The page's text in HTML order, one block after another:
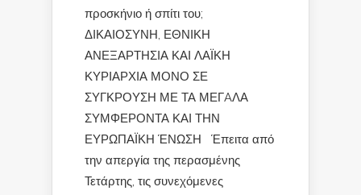
προσκήνιο ή σπίτι του;
ΔΙΚΑΙΟΣΥΝΗ, ΕΘΝΙΚΗ
ΑΝΕΞΑΡΤΗΣΙΑ ΚΑΙ ΛΑΪΚΗ
ΚΥΡΙΑΡΧΙΑ ΜΟΝΟ ΣΕ
ΣΥΓΚΡΟΥΣΗ ΜΕ ΤΑ ΜΕΓAΛΑ
ΣΥΜΦΕΡΟΝΤΑ ΚΑΙ ΤΗΝ
ΕΥΡΩΠΑΪΚΗ ΈΝΩΣΗ Έπειτα από
την απεργία της περασμένης
Τετάρτης, τις συνεχόμενες